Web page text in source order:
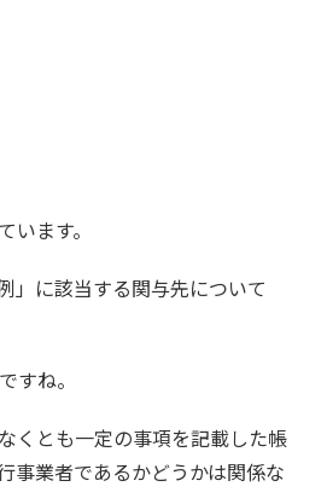
ます。
」に該当する関与先について
すね。
くとも一定の事項を記載した帳
事業者であるかどうかは関係な